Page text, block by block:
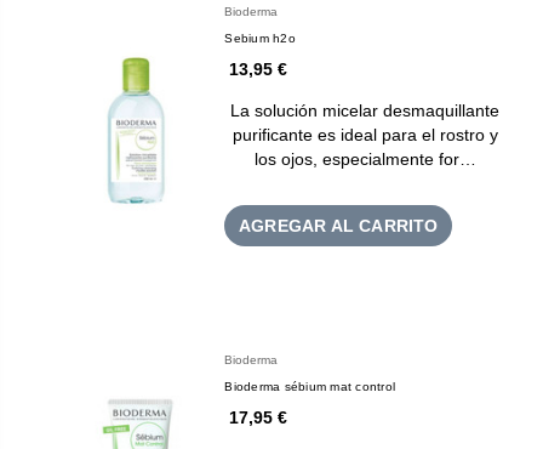
Bioderma
Sebium h2o
13,95 €
La solución micelar desmaquillante
purificante es ideal para el rostro y
los ojos, especialmente for…
AGREGAR AL CARRITO
Bioderma
Bioderma sébium mat control
17,95 €